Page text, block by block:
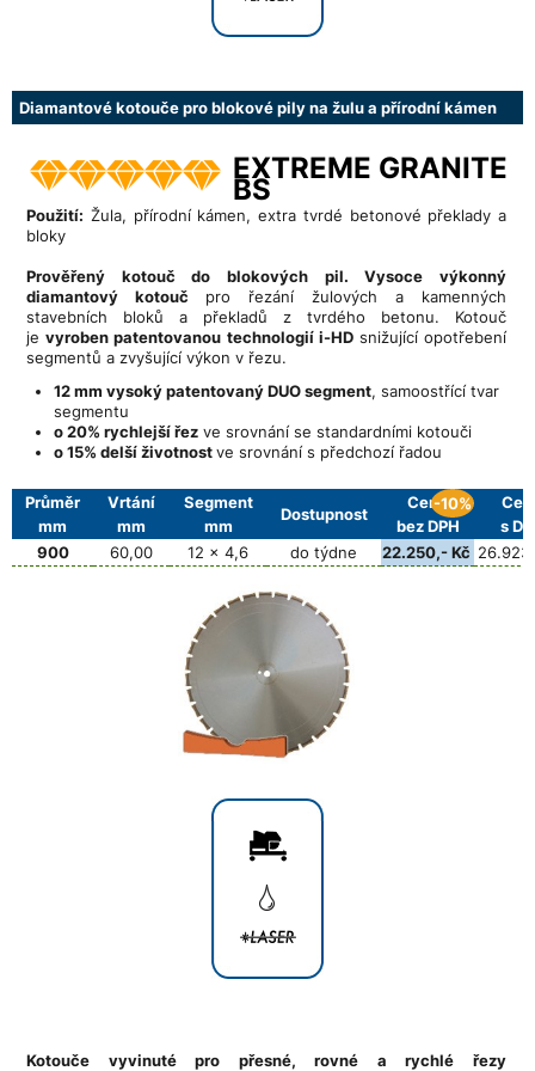
Diamantové kotouče pro blokové pily na žulu a přírodní kámen
EXTREME GRANITE
BS
Použití: Žula, přírodní kámen, extra tvrdé betonové překlady a
bloky
Prověřený kotouč do blokových pil.Vysoce výkonný
diamantový kotouč pro řezání žulových a kamenných
stavebních bloků a překladů z tvrdého betonu. Kotouč
jevyroben patentovanou technologií i-HDsnižující opotřebení
segmentů a zvyšující výkon v řezu.
12 mm vysoký patentovaný DUO segment, samoostřící tvar
segmentu
o 20% rychlejší řez ve srovnání se standardními kotouči
o 15% delší životnostve srovnání s předchozí řadou
Průměr
mm
Vrtání
mm
Segment
mm
Dostupnost
Cena
bez DPH
-10%
s
900
60,00 12 x 4,6 do týdne 22.250,- Kč
Kotouče vyvinuté pro přesné, rovné a rychlé řezy